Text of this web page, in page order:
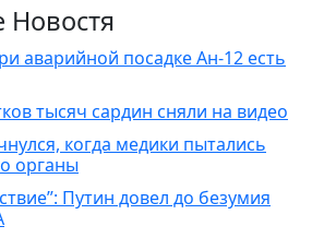
аварийной посадке Ан-12 есть
тысяч сардин сняли на видео
когда медики пытались
органы
Путин довел до безумия